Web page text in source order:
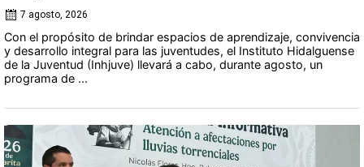
7 agosto, 2026
Con el propósito de brindar espacios de aprendizaje, convivencia
y desarrollo integral para las juventudes, el Instituto Hidalguense
de la Juventud (Inhjuve) llevará a cabo, durante agosto, un
programa de ...